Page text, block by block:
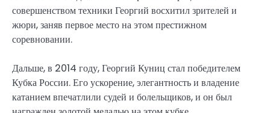
совершенством техники Георгий восхитил зрителей и
жюри, заняв первое место на этом престижном
соревновании.
Дальше, в 2014 году, Георгий Куниц стал победителем
Кубка России. Его ускорение, элегантность и владение
катанием впечатлили судей и болельщиков, и он был